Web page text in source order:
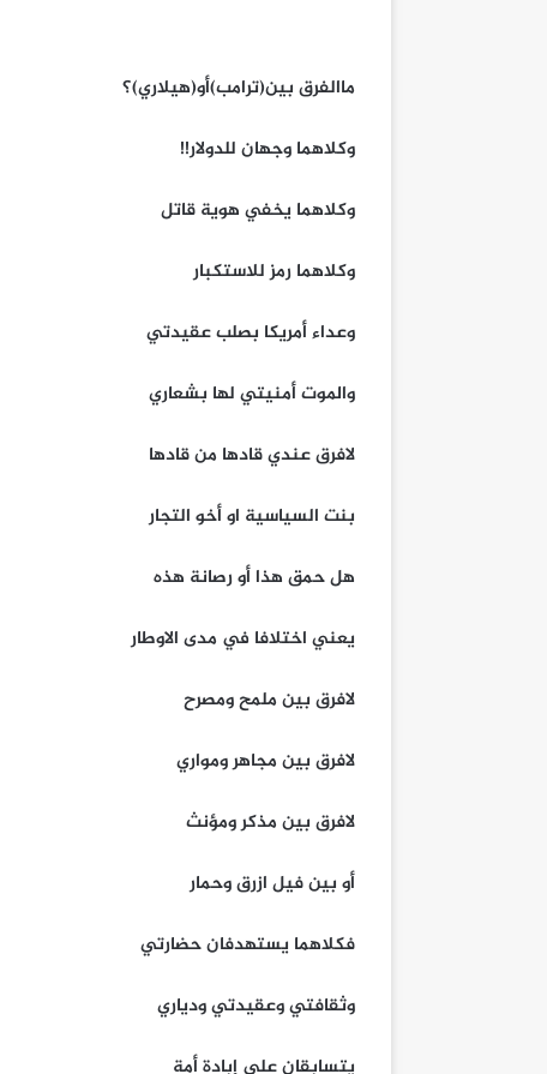
ماالفرق بين(ترامب)أو(هيلاري)؟
وكلاهما وجهان للدولار!!
وكلاهما يخفي هوية قاتل
وكلاهما رمز للاستكبار
وعداء أمريكا بصلب عقيدتي
والموت أمنيتي لها بشعاري
لافرق عندي قادها من قادها
بنت السياسية او أخو التجار
هل حمق هذا أو رصانة هذه
يعني اختلافا في مدى الاوطار
لافرق بين ملمح ومصرح
لافرق بين مجاهر ومواري
لافرق بين مذكر ومؤنث
أو بين فيل ازرق وحمار
فكلاهما يستهدفان حضارتي
وثقافتي وعقيدتي ودياري
يتسابقان على إبادة أمة